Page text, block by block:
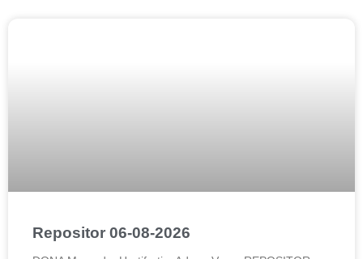
Repositor 06-08-2026